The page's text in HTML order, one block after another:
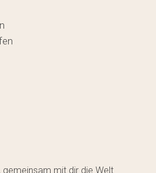
gemeinsam mit dir die Welt